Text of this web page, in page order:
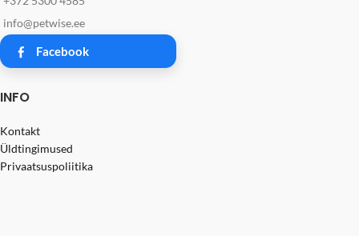
info@petwise.ee
Facebook
INFO
Kontakt
Üldtingimused
Privaatsuspoliitika